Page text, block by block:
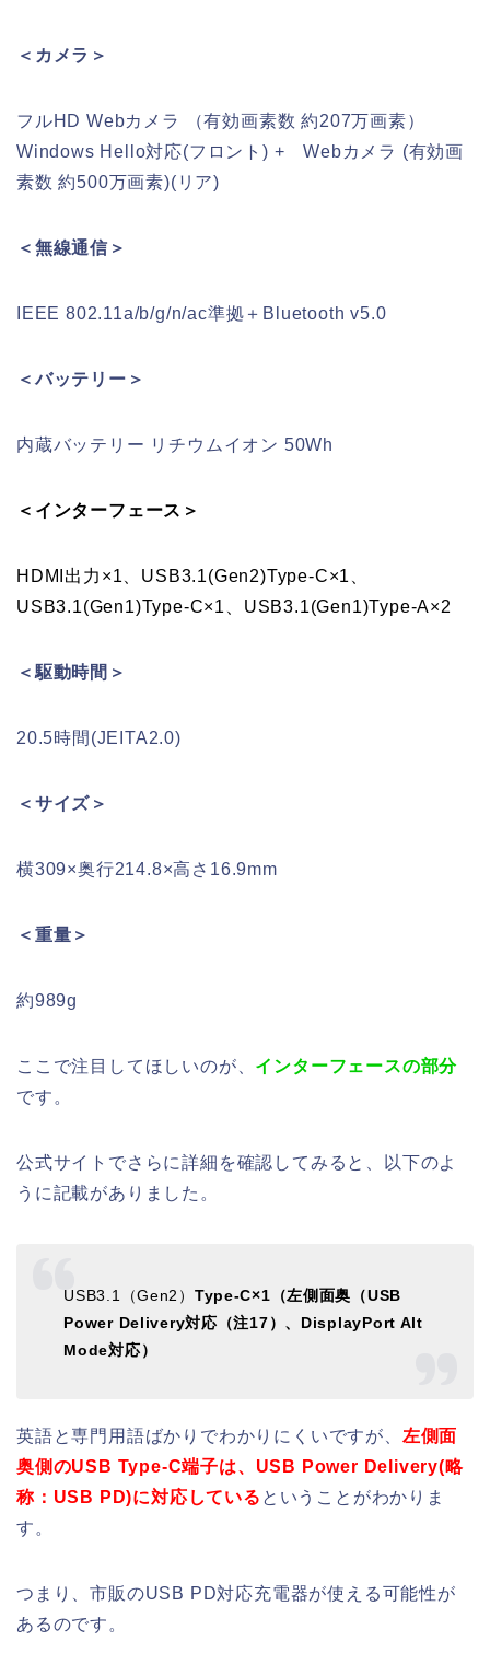
＜カメラ＞
フルHD Webカメラ （有効画素数 約207万画素）
Windows Hello対応(フロント) + Webカメラ (有効画
素数 約500万画素)(リア)
＜無線通信＞
IEEE 802.11a/b/g/n/ac準拠＋Bluetooth v5.0
＜バッテリー＞
内蔵バッテリー リチウムイオン 50Wh
＜インターフェース＞
HDMI出力×1、USB3.1(Gen2)Type-C×1、
USB3.1(Gen1)Type-C×1、USB3.1(Gen1)Type-A×2
＜駆動時間＞
20.5時間(JEITA2.0)
＜サイズ＞
横309×奥行214.8×高さ16.9mm
＜重量＞
約989g
ここで注目してほしいのが、 インターフェースの部分
です。
公式サイトでさらに詳細を確認してみると、以下のよ
うに記載がありました。
USB3.1（Gen2） Type-C×1（左側面奥（USB
Power Delivery対応（注17）、DisplayPort Alt
Mode対応）
英語と専門用語ばかりでわかりにくいですが、 左側面
奥側のUSB Type-C端子は、USB Power Delivery(略
称：USB PD)に対応している ということがわかりま
す。
つまり、市販のUSB PD対応充電器が使える可能性が
あるのです。